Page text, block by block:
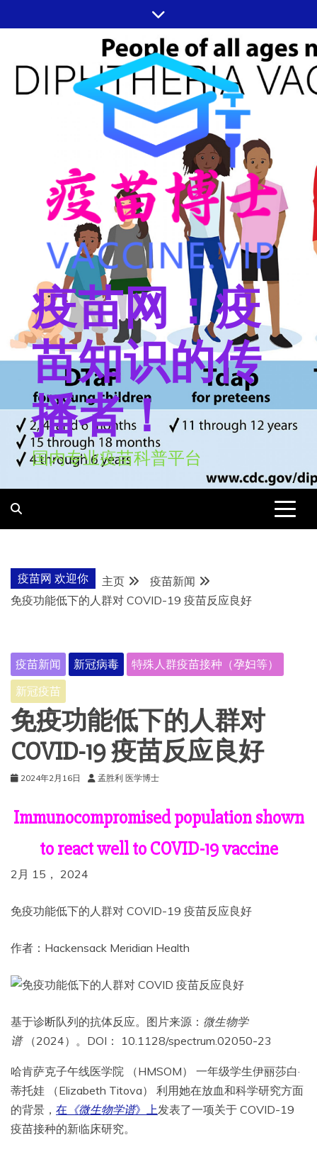
至
疫苗网：疫
苗知识的传
播者！
国内专业疫苗科普平台
疫苗网 欢迎你 主页
疫苗新闻
免疫功能低下的人群对 COVID-19 疫苗反应良好
疫苗新闻 新冠病毒
特殊人群疫苗接种（孕妇等）
新冠疫苗
免疫功能低下的人群对
COVID-19 疫苗反应良好
2024年2月16日 孟胜利 医学博士
Immunocompromised population shown
to react well to COVID-19 vaccine
2月 15， 2024
免疫功能低下的人群对 COVID-19 疫苗反应良好
作者：Hackensack Meridian Health
基于诊断队列的抗体反应。图片来源： 微生物学
谱（2024）。DOI： 10.1128/spectrum.02050-23
哈肯萨克子午线医学院 （HMSOM） 一年级学生伊丽莎白·
蒂托娃 （Elizabeth Titova） 利用她在放血和科学研究方面
的背景， 在 《微生物学谱》上发表了一项关于 COVID-19
疫苗接种的新临床研究。